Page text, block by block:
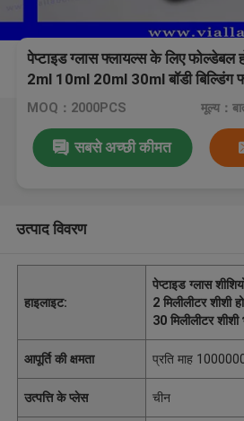
पेप्टाइड ग्लास फ्लायल्स के लिए फोल्डेबल
2ml 10ml 20ml 30ml बॉडी बिल्डिंग
MOQ：2000PCS मूल्य：
सबसे अच्छी कीमत
उत्पाद विवरण
हाइलाइट:
पेप्टाइड ग्लास
2 मिलीलीटर शीशी
30 मिलीलीटर
आपूर्ति की क्षमता प्रति माह
उत्पत्ति के प्लेस चीन